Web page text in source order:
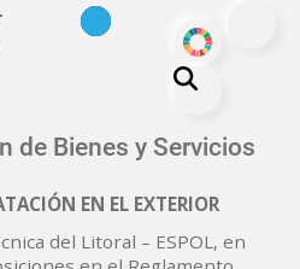
Pasar al contenido principal
ODS
de Bienes y Servicios
EN EL EXTERIOR
del Litoral – ESPOL, en